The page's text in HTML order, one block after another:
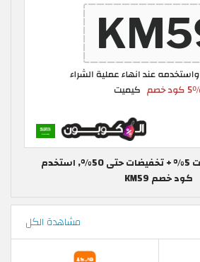
كوبون خصم كيميت 5% + تخفيضات حتى 50%, استخدم
كود خصم KM59
مشاهدة الكل